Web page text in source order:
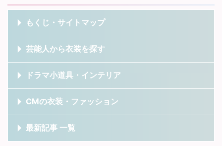
もくじ・サイトマップ
芸能人から衣装を探す
ドラマ小道具・インテリア
CMの衣装・ファッション
最新記事 一覧